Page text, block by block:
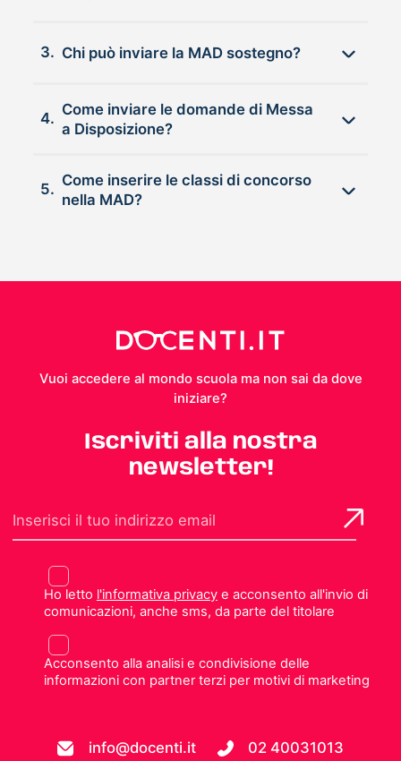
3. Chi può inviare la MAD sostegno?
4.
Come inviare le domande di Messa
a Disposizione?
5.
Come inserire le classi di concorso
nella MAD?
Vuoi accedere al mondo scuola ma non sai da dove
iniziare?
Iscriviti alla nostra
newsletter!
Ho letto l'informativa privacye acconsento all'invio di
comunicazioni, anche sms, da parte del titolare
Acconsento alla analisi e condivisione delle
informazioni con partner terzi per motivi di marketing
info@docenti.it 02 40031013